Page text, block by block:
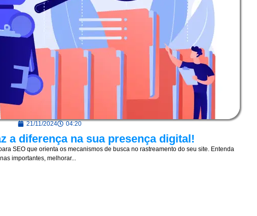
21/11/2024 04:20
a diferença na sua presença digital!
SEO que orienta os mecanismos de busca no rastreamento do seu site. Entenda
importantes, melhorar...